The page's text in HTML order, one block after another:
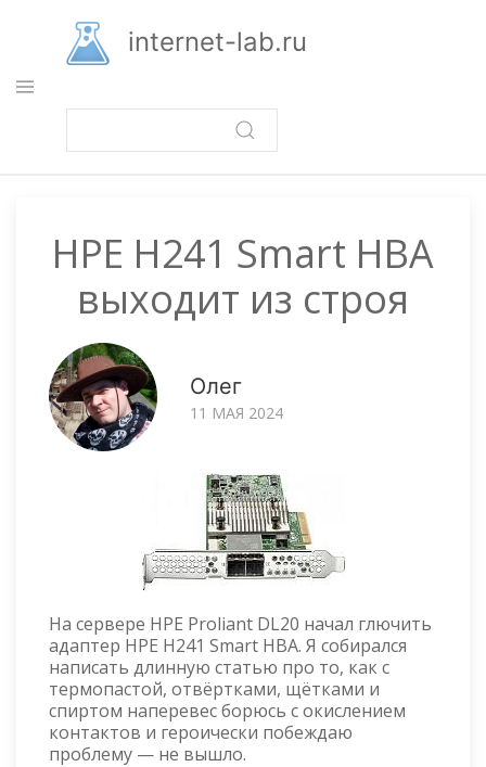
основному
содержанию
internet-lab.ru
HPE H241 Smart HBA
выходит из строя
Олег
11 МАЯ 2024
На сервере HPE Proliant DL20 начал глючить
адаптер HPE H241 Smart HBA. Я собирался
написать длинную статью про то, как с
термопастой, отвёртками, щётками и
спиртом наперевес борюсь с окислением
контактов и героически побеждаю
проблему — не вышло.